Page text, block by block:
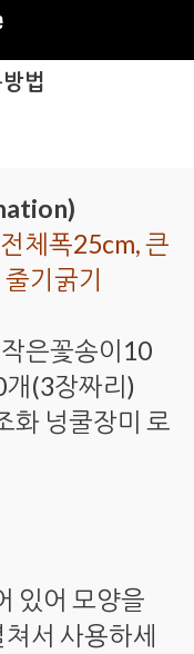
법
체폭25cm, 큰
기굵기
은꽃송이10
(3장짜리)
화 넝쿨장미 로
있어 모양을
서 사용하세